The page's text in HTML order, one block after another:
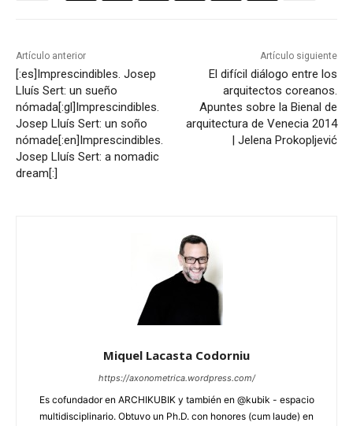
Artículo anterior
[:es]Imprescindibles. Josep
Lluís Sert: un sueño
nómada[:gl]Imprescindibles.
Josep Lluís Sert: un soño
nómade[:en]Imprescindibles.
Josep Lluís Sert: a nomadic
dream[:]
Artículo siguiente
El difícil diálogo entre los
arquitectos coreanos.
Apuntes sobre la Bienal de
arquitectura de Venecia 2014
| Jelena Prokopljević
Miquel Lacasta Codorniu
https://axonometrica.wordpress.com/
Es cofundador en ARCHIKUBIK y también en @kubik - espacio
multidisciplinario. Obtuvo un Ph.D. con honores (cum laude) en